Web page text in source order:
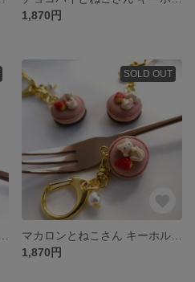
1,870円
SOLD OUT
1,870円